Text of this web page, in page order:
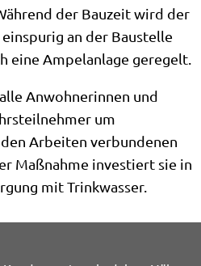
der Bauzeit wird der
an der Baustelle
eine Ampelanlage geregelt.
Anwohnerinnen und
um
Arbeiten verbundenen
Maßnahme investiert sie in
mit Trinkwasser.